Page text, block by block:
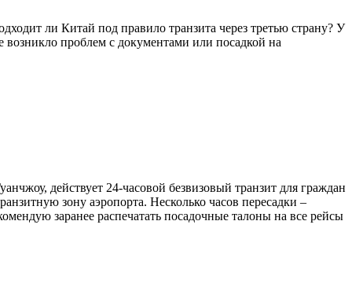
ли Китай под правило транзита через третью страну? У
возникло проблем с документами или посадкой на
действует 24-часовой безвизовый транзит для граждан
зону аэропорта. Несколько часов пересадки –
заранее распечатать посадочные талоны на все рейсы